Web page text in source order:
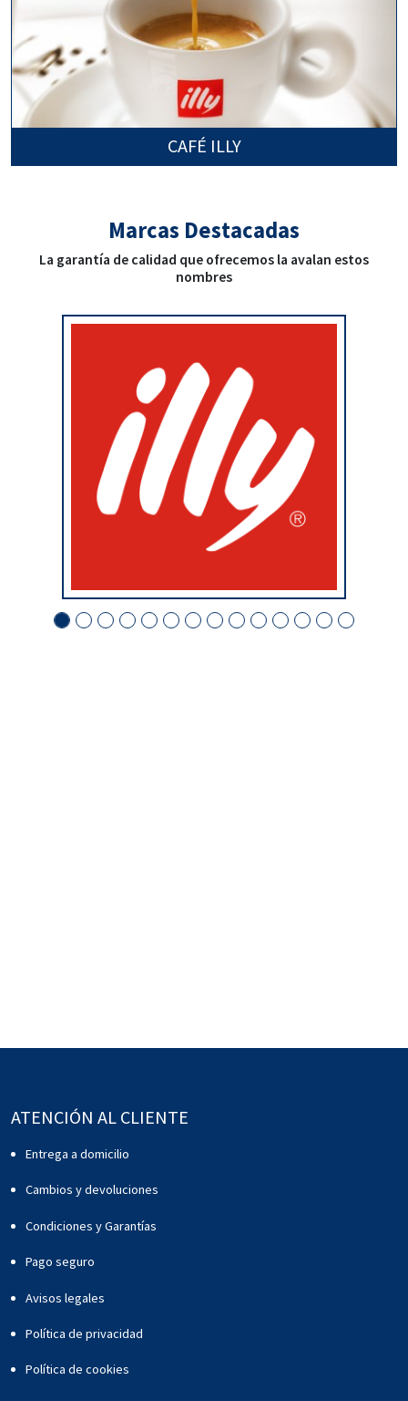
CAFÉ ILLY
Marcas Destacadas
La garantía de calidad que ofrecemos la avalan estos
nombres
ATENCIÓN AL CLIENTE
Entrega a domicilio
Cambios y devoluciones
Condiciones y Garantías
Pago seguro
Avisos legales
Política de privacidad
Política de cookies